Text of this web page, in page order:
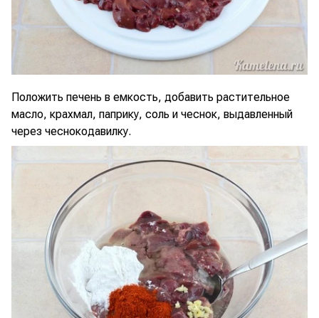
Положить печень в емкость, добавить растительное
масло, крахмал, паприку, соль и чеснок, выдавленный
через чеснокодавилку.